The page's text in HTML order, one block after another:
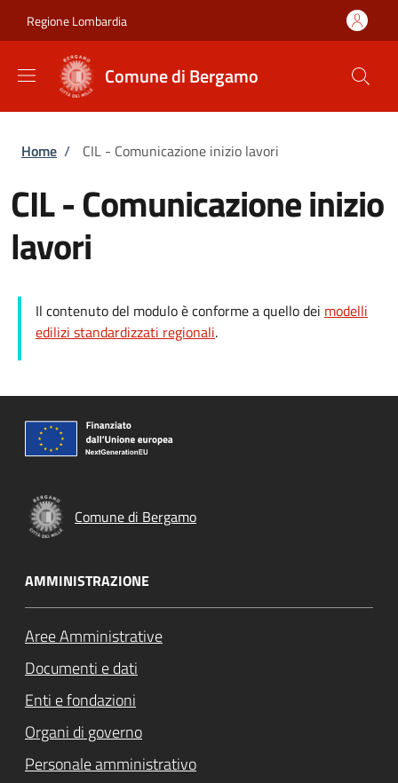
Regione Lombardia
Comune di Bergamo
Briciole di pane
Home / CIL - Comunicazione inizio lavori
CIL - Comunicazione inizio
lavori
Il contenuto del modulo è conforme a quello dei modelli
edilizi standardizzati regionali.
Comune di Bergamo
AMMINISTRAZIONE
Aree Amministrative
Documenti e dati
Enti e fondazioni
Organi di governo
Personale amministrativo